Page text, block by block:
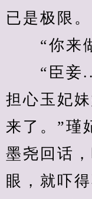
已是极限。
“你来做
“臣妾
担心玉妃
来了。”瑾
墨尧回话
眼，就吓